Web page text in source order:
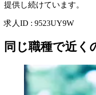
提供し続けています。
求人ID : 9523UY9W
同じ職種で近く